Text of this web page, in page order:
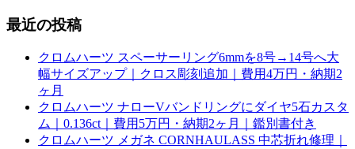
最近の投稿
クロムハーツ スペーサーリング6mmを8号→14号へ大
幅サイズアップ｜クロス彫刻追加｜費用4万円・納期2
ヶ月
クロムハーツ ナローVバンドリングにダイヤ5石カスタ
ム｜0.136ct｜費用5万円・納期2ヶ月｜鑑別書付き
クロムハーツ メガネ CORNHAULASS 中芯折れ修理｜